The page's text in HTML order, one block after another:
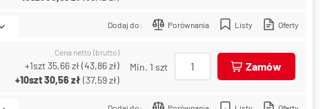
Dodaj do: Porównania Listy Oferty
Cena netto (brutto)
+1szt35,66 zł(43,86 zł)
+10szt30,56 zł(37,59 zł)
Min. 1 szt Zamów